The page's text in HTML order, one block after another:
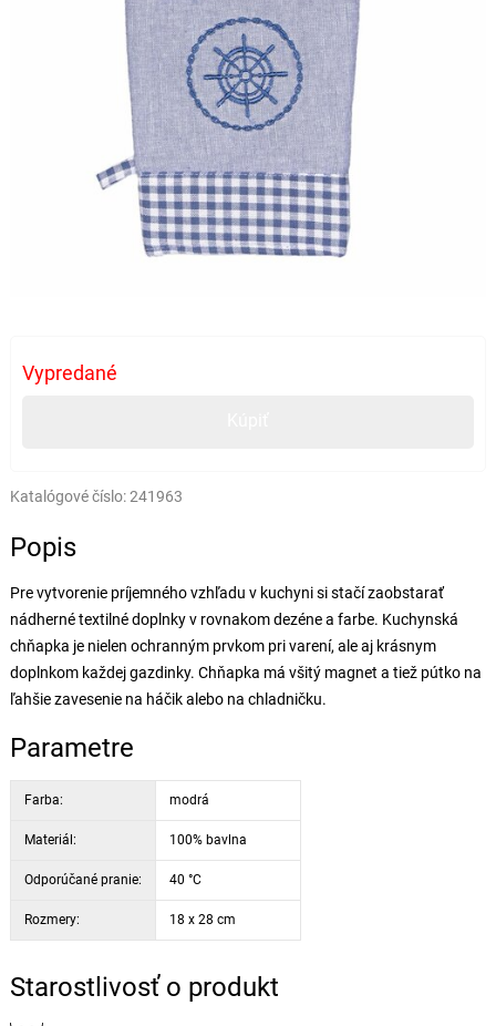
Vypredané
Katalógové číslo:241963
Popis
Pre vytvorenie príjemného vzhľadu v kuchyni si stačí zaobstarať
nádherné textilné doplnky v rovnakom dezéne a farbe. Kuchynská
chňapka je nielen ochranným prvkom pri varení, ale aj krásnym
doplnkom každej gazdinky. Chňapka má všitý magnet a tiež pútko na
ľahšie zavesenie na háčik alebo na chladničku.
Parametre
Farba: modrá
Materiál: 100% bavlna
Odporúčané pranie: 40 °C
Rozmery: 18 x 28 cm
Starostlivosť o produkt